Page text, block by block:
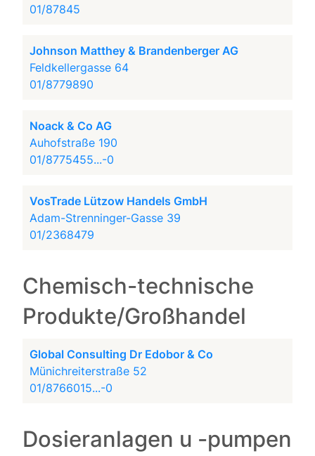
01/87845
Johnson Matthey & Brandenberger AG
Feldkellergasse 64
01/8779890
Noack & Co AG
Auhofstraße 190
01/8775455...-0
VosTrade Lützow Handels GmbH
Adam-Strenninger-Gasse 39
01/2368479
Chemisch-technische
Produkte/Großhandel
Global Consulting Dr Edobor & Co
Münichreiterstraße 52
01/8766015...-0
Dosieranlagen u -pumpen